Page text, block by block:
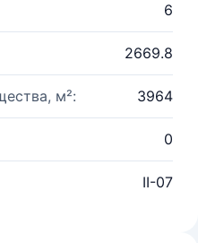
6
2669.8
м²: 3964
0
II-07